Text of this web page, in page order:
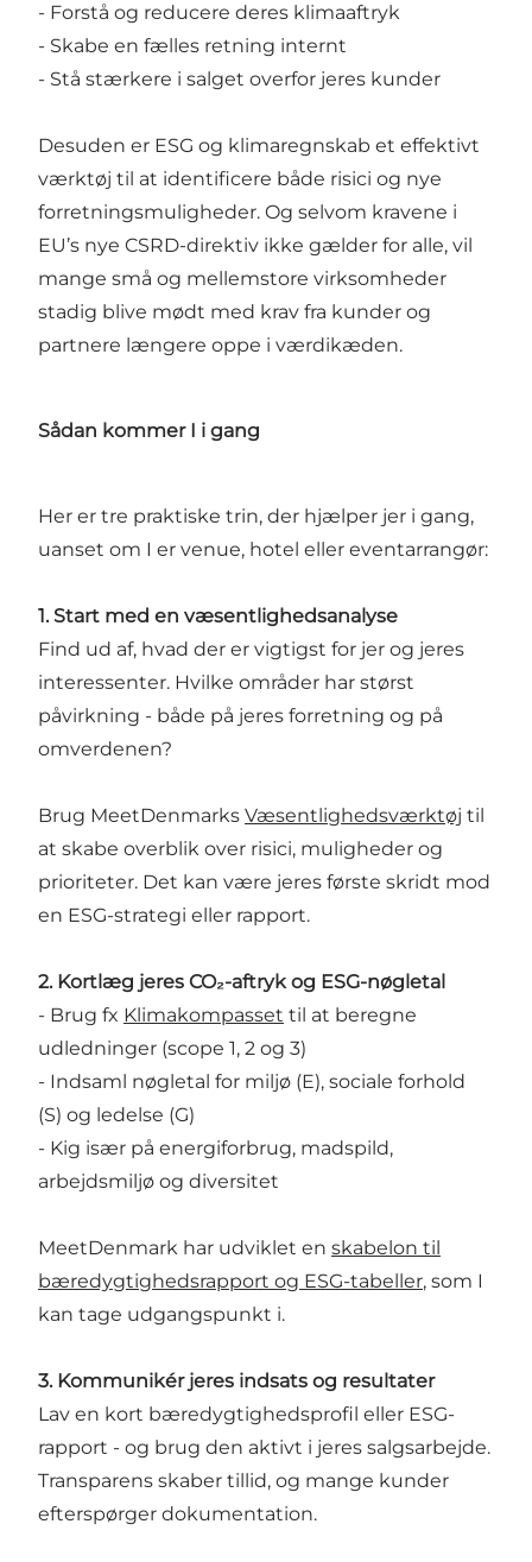
- Forstå og reducere deres klimaaftryk
- Skabe en fælles retning internt
- Stå stærkere i salget overfor jeres kunder
Desuden er ESG og klimaregnskab et effektivt
værktøj til at identificere både risici og nye
forretningsmuligheder. Og selvom kravene i
EU’s nye CSRD-direktiv ikke gælder for alle, vil
mange små og mellemstore virksomheder
stadig blive mødt med krav fra kunder og
partnere længere oppe i værdikæden.
Sådan kommer I i gang
Her er tre praktiske trin, der hjælper jer i gang,
uanset om I er venue, hotel eller eventarrangør:
1. Start med en væsentlighedsanalyse
Find ud af, hvad der er vigtigst for jer og jeres
interessenter. Hvilke områder har størst
påvirkning - både på jeres forretning og på
omverdenen?
Brug MeetDenmarks Væsentlighedsværktøj til
at skabe overblik over risici, muligheder og
prioriteter. Det kan være jeres første skridt mod
en ESG-strategi eller rapport.
2. Kortlæg jeres CO₂-aftryk og ESG-nøgletal
- Brug fx Klimakompasset til at beregne
udledninger (scope 1, 2 og 3)
- Indsaml nøgletal for miljø (E), sociale forhold
(S) og ledelse (G)
- Kig især på energiforbrug, madspild,
arbejdsmiljø og diversitet
MeetDenmark har udviklet en skabelon til
bæredygtighedsrapport og ESG-tabeller, som I
kan tage udgangspunkt i.
3. Kommunikér jeres indsats og resultater
Lav en kort bæredygtighedsprofil eller ESG-
rapport - og brug den aktivt i jeres salgsarbejde.
Transparens skaber tillid, og mange kunder
efterspørger dokumentation.